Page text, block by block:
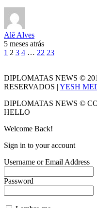
Alê Alves
5 meses atrás
1 2 3 4 … 22 23
DIPLOMATAS NEWS ©
RESERVADOS | YESH
DIPLOMATAS NEWS ©
HELLO
Welcome Back!
Sign in to your account
Username or Email Address
Password